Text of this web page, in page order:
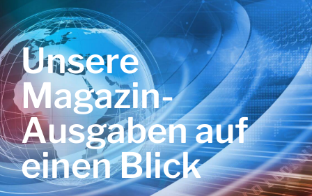
Unsere
Magazin-
Ausgaben auf
einen Blick